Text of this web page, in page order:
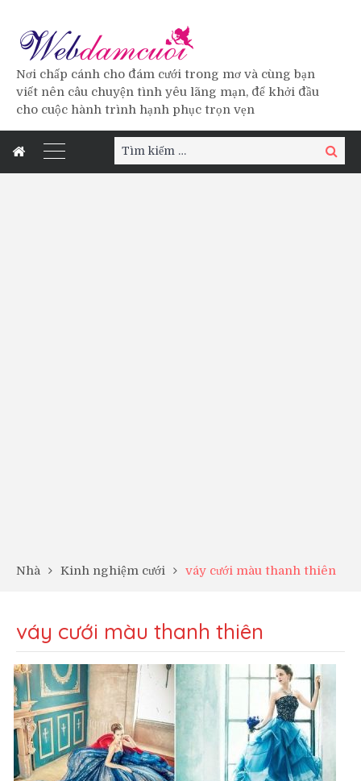
Nơi chấp cánh cho đám cưới trong mơ và cùng bạn
viết nên câu chuyện tình yêu lãng mạn, để khởi đầu
cho cuộc hành trình hạnh phục trọn vẹn
Tìm
kiếm:
Tìm
kiếm
Nhà Kinh nghiệm cưới váy cưới màu thanh thiên
váy cưới màu thanh thiên